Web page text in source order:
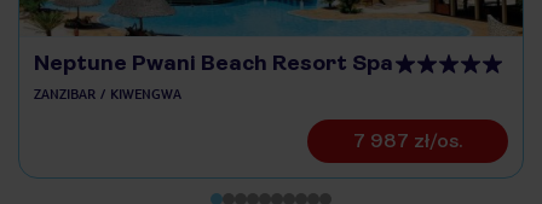
Neptune Pwani Beach Resort Spa
ZANZIBAR KIWENGWA
7 987 zł/os.